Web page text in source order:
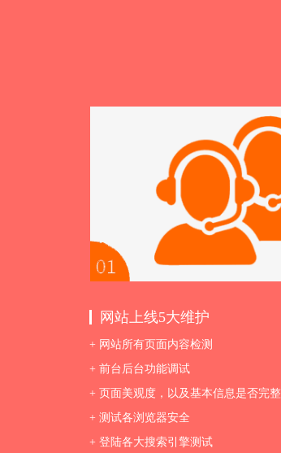
网站上线5大维护
+ 网站所有页面内容检测
+ 前台后台功能调试
+ 页面美观度，以及基本信息是否完整
+ 测试各浏览器安全
+ 登陆各大搜索引擎测试